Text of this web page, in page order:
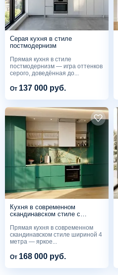
Серая кухня в стиле
постмодернизм
Прямая кухня в стиле
постмодернизм — игра оттенков
серого, доведённая до...
От 137 000 руб.
Кухня в современном
скандинавском стиле с
Прямая кухня в современном
скандинавском стиле шириной 4
метра — яркое...
От 168 000 руб.